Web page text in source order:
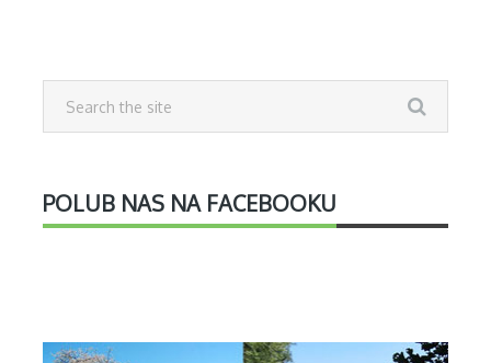
POLUB NAS NA FACEBOOKU